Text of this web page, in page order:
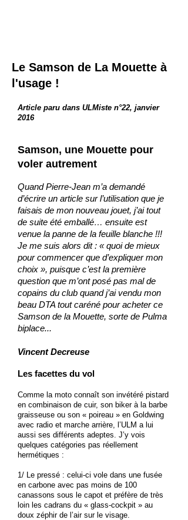
Le Samson de La Mouette à
l'usage !
Article paru dans ULMiste n°22, janvier
2016
Samson, une Mouette pour
voler autrement
Quand Pierre-Jean m’a demandé
d’écrire un article sur l’utilisation que je
faisais de mon nouveau jouet, j’ai tout
de suite été emballé… ensuite est
venue la panne de la feuille blanche !!!
Je me suis alors dit : « quoi de mieux
pour commencer que d’expliquer mon
choix », puisque c’est la première
question que m’ont posé pas mal de
copains du club quand j’ai vendu mon
beau DTA tout caréné pour acheter ce
Samson de la Mouette, sorte de Pulma
biplace...
Vincent Decreuse
Les facettes du vol
Comme la moto connaît son invétéré pistard
en combinaison de cuir, son biker à la barbe
graisseuse ou son « poireau » en Goldwing
avec radio et marche arrière, l’ULM a lui
aussi ses différents adeptes. J’y vois
quelques catégories pas réellement
hermétiques :
1/ Le pressé : celui-ci vole dans une fusée
en carbone avec pas moins de 100
canassons sous le capot et préfère de très
loin les cadrans du « glass-cockpit » au
doux zéphir de l’air sur le visage.